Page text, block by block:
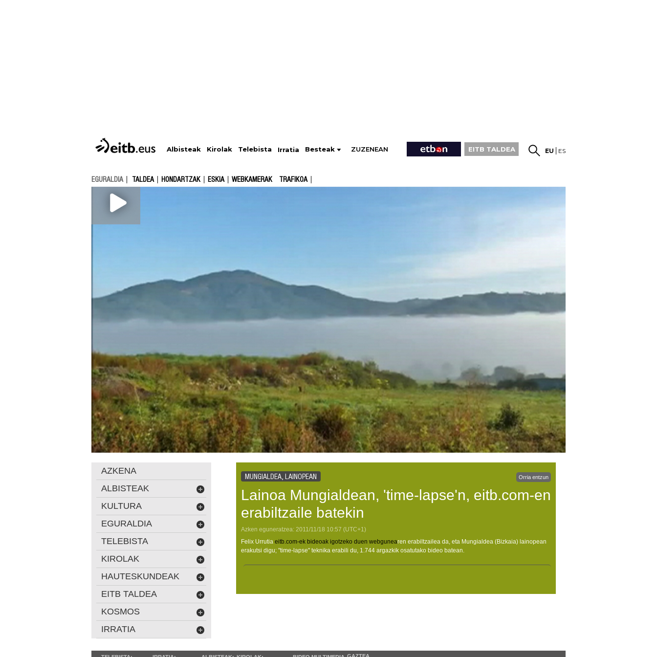
Albisteak Kirolak Telebista Irratia Besteak ZUZENEAN EITB TALDEA EU ES
EGURALDIA TALDEA HONDARTZAK ESKIA WEBKAMERAK TRAFIKOA
MUNGIALDEA, LAINOPEAN Orria entzun
Lainoa Mungialdean, 'time-lapse'n, eitb.com-en
erabiltzaile batekin
Azken eguneratzea: 2011/11/18 10:57 (UTC+1)
Felix Urrutia eitb.com-ek bideoak igotzeko duen webgunearen erabiltzailea da, eta Mungialdea (Bizkaia) lainopean
erakutsi digu; "time-lapse" teknika erabili du, 1.744 argazkik osatutako bideo batean.
AZKENA
ALBISTEAK
KULTURA
EGURALDIA
TELEBISTA
KIROLAK
HAUTESKUNDEAK
EITB TALDEA
KOSMOS
IRRATIA